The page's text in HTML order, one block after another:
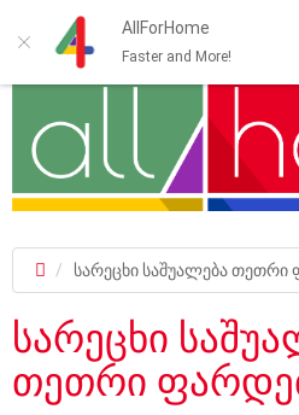
AllForHome
Faster and More!
სარეცხი საშუალება თეთრი
სარეცხი
თეთრი